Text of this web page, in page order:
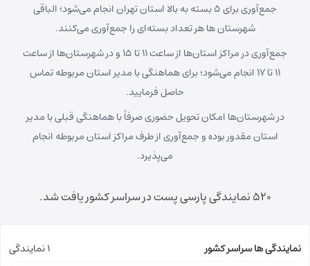
جمع‌آوری برای ۵ بسته به بالا استان تهران انجام می‌شود؛ الباقی
شهرستان ها هر تعداد بسته‌ای را جمع‌آوری می‌کنند.
جمع‌آوری در مراکز استان‌ها از ساعت ۱۱ تا ۱۵ و در شهرستان‌ها از ساعت
۱۱ تا ۱۷ انجام می‌شود؛ برای هماهنگی با مدیر استان مربوطه تماس
حاصل فرمایید.
در شهرستان‌ها امکان تحویل حضوری صرفاً با هماهنگی قبلی با مدیر
استان مقدور بوده و جمع‌آوری از طرف مراکز استان مربوطه انجام
می‌پذیرد.
520 نمایندگی پارسی پست در سراسر کشور یافت شد.
نمایندگی ها سراسر کشور 1 نمایندگی